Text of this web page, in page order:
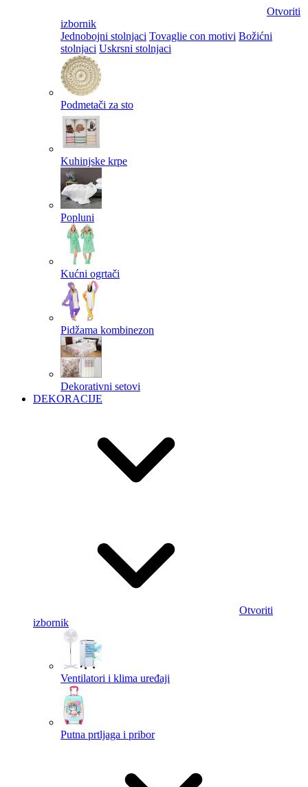
Otvoriti
izbornik
Jednobojni stolnjaci Tovaglie con motivi Božićni
stolnjaci Uskrsni stolnjaci
Podmetači za sto
Kuhinjske krpe
Popluni
Kućni ogrtači
Pidžama kombinezon
Dekorativni setovi
DEKORACIJE
Otvoriti
izbornik
Ventilatori i klima uređaji
Putna prtljaga i pribor